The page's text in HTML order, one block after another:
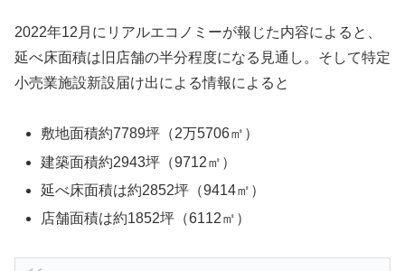
2022年12月にリアルエコノミーが報じた内容によると、
延べ床面積は旧店舗の半分程度になる見通し。そして特定
小売業施設新設届け出による情報によると
敷地面積約7789坪（2万5706㎡）
建築面積約2943坪（9712㎡）
延べ床面積は約2852坪（9414㎡）
店舗面積は約1852坪（6112㎡）